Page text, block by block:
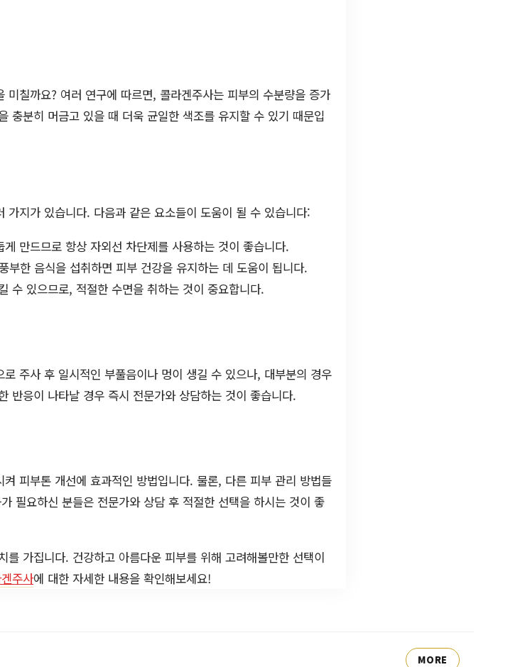
미칠까요? 여러 연구에 따르면, 콜라겐주사는 피부의 수분량을 증가
충분히 머금고 있을 때 더욱 균일한 색조를 유지할 수 있기 때문입
가지가 있습니다. 다음과 같은 요소들이 도움이 될 수 있습니다:
만드므로 항상 자외선 차단제를 사용하는 것이 좋습니다.
부한 음식을 섭취하면 피부 건강을 유지하는 데 도움이 됩니다.
수 있으므로, 적절한 수면을 취하는 것이 중요합니다.
주사 후 일시적인 부풀음이나 멍이 생길 수 있으나, 대부분의 경우
반응이 나타날 경우 즉시 전문가와 상담하는 것이 좋습니다.
피부톤 개선에 효과적인 방법입니다. 물론, 다른 피부 관리 방법들
필요하신 분들은 전문가와 상담 후 적절한 선택을 하시는 것이 좋
가집니다. 건강하고 아름다운 피부를 위해 고려해볼만한 선택이
주사에 대한 자세한 내용을 확인해보세요!
MORE